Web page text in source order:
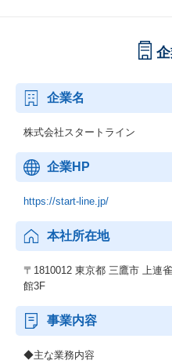
企業名
株式会社スタートライン
企業HP
https://start-line.jp/
本社所在地
〒1810012 東京都 三鷹市 上連
館3F
事業内容
◆主な業務内容